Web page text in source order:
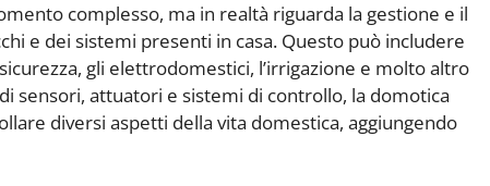
complesso, ma in realtà riguarda la gestione e il
e dei sistemi presenti in casa. Questo può includere
gli elettrodomestici, l’irrigazione e molto altro
sensori, attuatori e sistemi di controllo, la domotica
diversi aspetti della vita domestica, aggiungendo